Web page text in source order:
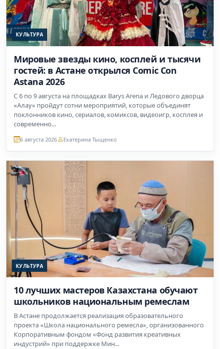
КУЛЬТУРА
Мировые звезды кино, косплей и тысячи
гостей: в Астане открылся Comic Con
Astana 2026
С 6 по 9 августа на площадках Barys Arena и Ледового дворца
«Алау» пройдут сотни мероприятий, которые объединят
поклонников кино, сериалов, комиксов, видеоигр, косплея и
современно...
6 августа 2026 Екатерина Тыщенко
КУЛЬТУРА
10 лучших мастеров Казахстана обучают
школьников национальным ремеслам
В Астане продолжается реализация образовательного
проекта «Школа национального ремесла», организованного
Корпоративным фондом «Фонд развития креативных
индустрий» при поддержке Мин...